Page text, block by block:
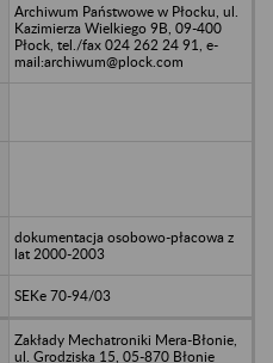
Archiwum Państwowe w Płocku, ul.
Kazimierza Wielkiego 9B, 09-400
Płock, tel./fax 024 262 24 91, e-
mail:archiwum@plock.com
dokumentacja osobowo-płacowa z
lat 2000-2003
SEKe 70-94/03
Zakłady Mechatroniki Mera-Błonie,
ul. Grodziska 15, 05-870 Błonie